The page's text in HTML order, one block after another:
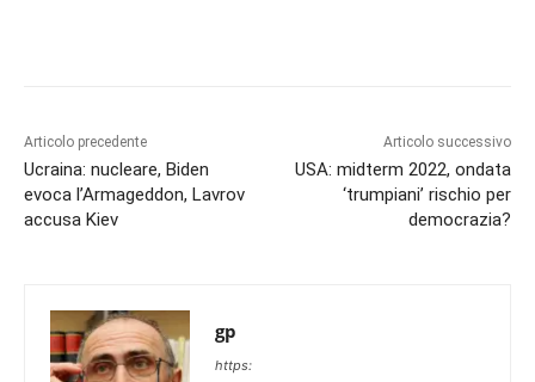
Articolo precedente
Ucraina: nucleare, Biden
evoca l’Armageddon, Lavrov
accusa Kiev
Articolo successivo
USA: midterm 2022, ondata
‘trumpiani’ rischio per
democrazia?
gp
https: